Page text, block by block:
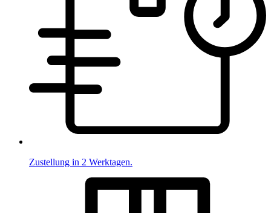
Zustellung in 2 Werktagen.